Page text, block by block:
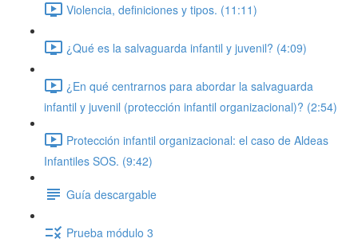
Violencia, definiciones y tipos. (11:11)
¿Qué es la salvaguarda infantil y juvenil? (4:09)
¿En qué centrarnos para abordar la salvaguarda
infantil y juvenil (protección infantil organizacional)? (2:54)
Protección infantil organizacional: el caso de Aldeas
Infantiles SOS. (9:42)
Guía descargable
Prueba módulo 3